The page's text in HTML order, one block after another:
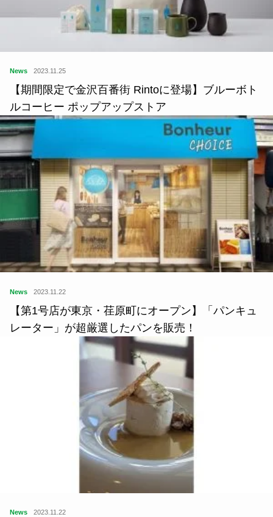
News 2023.11.25
【期間限定で金沢百番街 Rintoに登場】ブルーボト
ルコーヒー ポップアップストア
News 2023.11.22
【第1号店が東京・荏原町にオープン】「パンキュ
レーター」が超厳選したパンを販売！
News 2023.11.22